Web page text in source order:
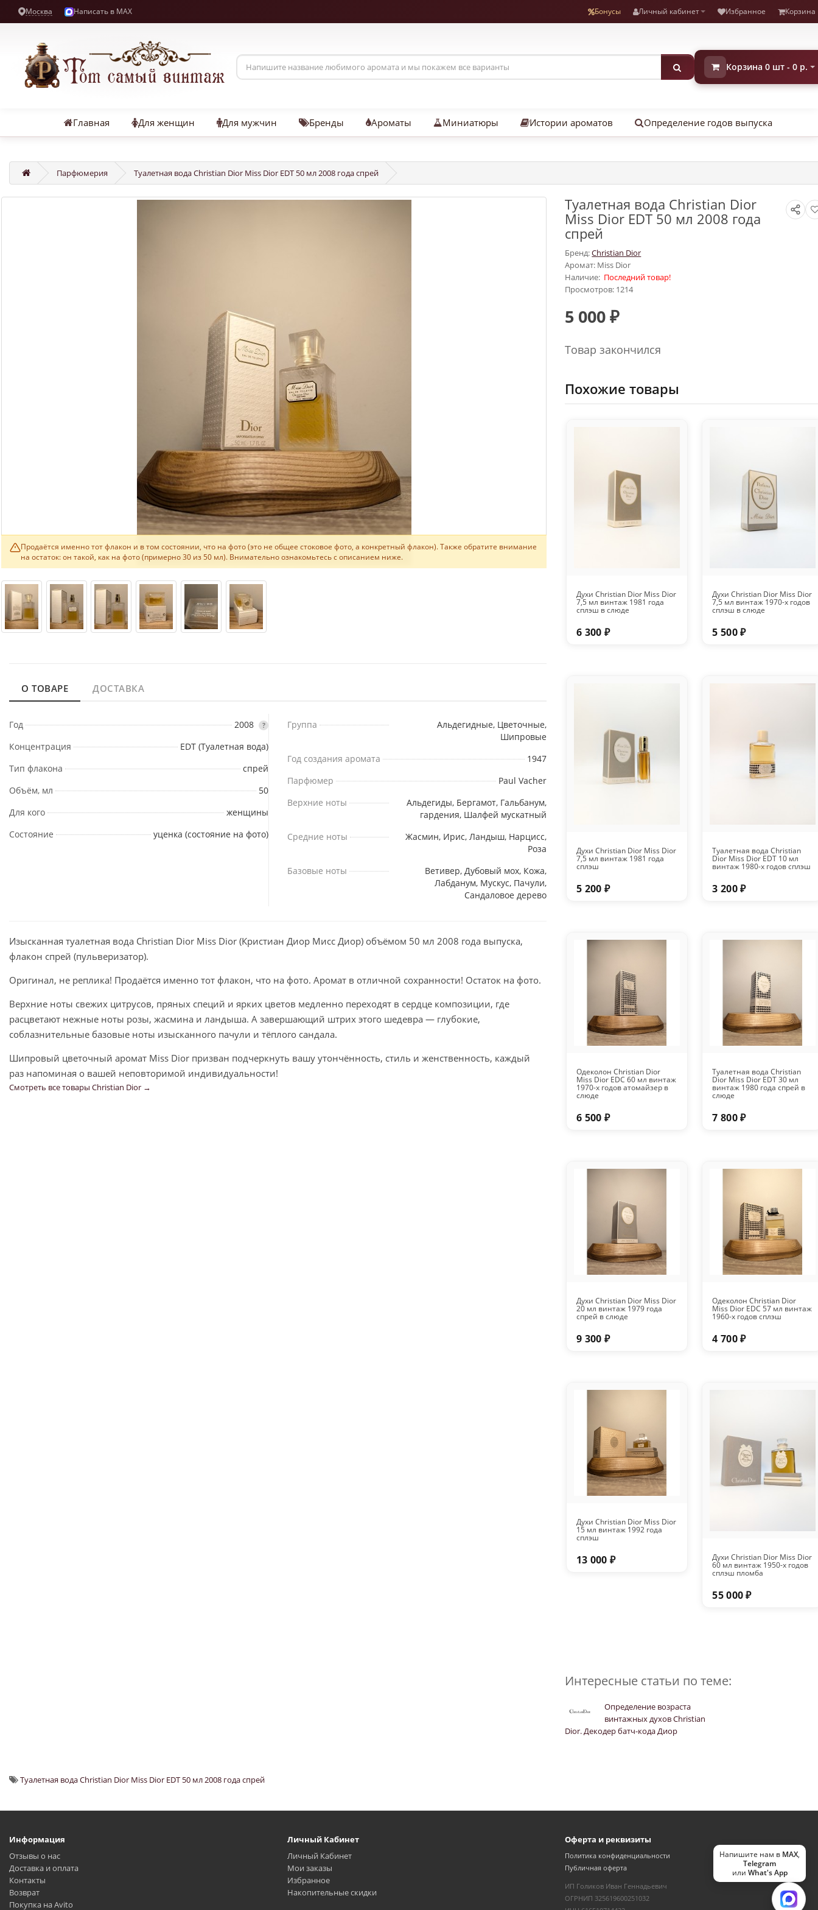
Напишите нам в MAX,
Telegram
или What's App
Москва Написать в MAX Бонусы Личный кабинет Избранное Корзина
Корзина 0 шт - 0 р.
Главная Для женщин Для мужчин Бренды Ароматы Миниатюры Истории ароматов Определение годов выпуска
Парфюмерия Туалетная вода Christian Dior Miss Dior EDT 50 мл 2008 года спрей
Продаётся именно тот флакон и в том состоянии, что на фото (это не общее стоковое фото, а конкретный флакон). Также обратите внимание
на остаток: он такой, как на фото (примерно 30 из 50 мл). Внимательно ознакомьтесь с описанием ниже.
О ТОВАРЕ ДОСТАВКА
Год 2008 ?
Концентрация
EDT (Туалетная вода)
Тип флакона
спрей
Объём, мл
50
Для кого
женщины
Состояние
уценка (состояние на фото)
Группа
Альдегидные, Цветочные,
Шипровые
Год создания аромата
1947
Парфюмер
Paul Vacher
Верхние ноты
Альдегиды, Бергамот, Гальбанум,
гардения, Шалфей мускатный
Средние ноты
Жасмин, Ирис, Ландыш, Нарцисс,
Роза
Базовые ноты
Ветивер, Дубовый мох, Кожа,
Лабданум, Мускус, Пачули,
Сандаловое дерево
Изысканная туалетная вода Christian Dior Miss Dior (Кристиан Диор Мисс Диор) объёмом 50 мл 2008 года выпуска,
флакон спрей (пульверизатор).
Оригинал, не реплика! Продаётся именно тот флакон, что на фото. Аромат в отличной сохранности! Остаток на фото.
Верхние ноты свежих цитрусов, пряных специй и ярких цветов медленно переходят в сердце композиции, где
расцветают нежные ноты розы, жасмина и ландыша. А завершающий штрих этого шедевра — глубокие,
соблазнительные базовые ноты изысканного пачули и тёплого сандала.
Шипровый цветочный аромат Miss Dior призван подчеркнуть вашу утончённость, стиль и женственность, каждый
раз напоминая о вашей неповторимой индивидуальности!
Смотреть все товары Christian Dior →
Туалетная вода Christian Dior
Miss Dior EDT 50 мл 2008 года
спрей
Бренд:Christian Dior
Аромат: Miss Dior
Наличие: Последний товар!
Просмотров: 1214
5 000 ₽
Товар закончился
Похожие товары
Духи Christian Dior Miss Dior
7,5 мл винтаж 1981 года
сплэш в слюде
6 300 ₽
Духи Christian Dior Miss Dior
7,5 мл винтаж 1970-х годов
сплэш в слюде
5 500 ₽
Духи Christian Dior Miss Dior
7,5 мл винтаж 1981 года
сплэш
5 200 ₽
Туалетная вода Christian
Dior Miss Dior EDT 10 мл
винтаж 1980-х годов сплэш
3 200 ₽
Одеколон Christian Dior
Miss Dior EDC 60 мл винтаж
1970-х годов атомайзер в
слюде
6 500 ₽
Туалетная вода Christian
Dior Miss Dior EDT 30 мл
винтаж 1980 года спрей в
слюде
7 800 ₽
Духи Christian Dior Miss Dior
20 мл винтаж 1979 года
спрей в слюде
9 300 ₽
Одеколон Christian Dior
Miss Dior EDC 57 мл винтаж
1960-х годов сплэш
4 700 ₽
Духи Christian Dior Miss Dior
15 мл винтаж 1992 года
сплэш
13 000 ₽ Духи Christian Dior Miss Dior
60 мл винтаж 1950-х годов
сплэш пломба
55 000 ₽
Интересные статьи по теме:
Определение возраста
винтажных духов Christian
Dior. Декодер батч-кода Диор
Туалетная вода Christian Dior Miss Dior EDT 50 мл 2008 года спрей
Информация
Отзывы о нас
Доставка и оплата
Контакты
Возврат
Покупка на Avito
Личный Кабинет
Личный Кабинет
Мои заказы
Избранное
Накопительные скидки
Оферта и реквизиты
Политика конфиденциальности
Публичная оферта
ИП Голиков Иван Геннадьевич
ОГРНИП 325619600251032